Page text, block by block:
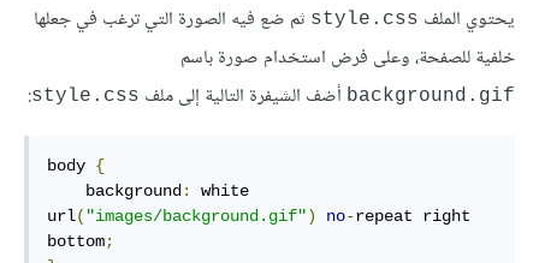
يحتوي الملف style.css ثم ضع فيه الصورة التي ترغب في جعلها
خلفية للصفحة، وعلى فرض استخدام صورة باسم
background.gif أضف الشيفرة التالية إلى ملف style.css
:
body {
background:
url( "images/background.gif") no-repeat right
bottom;